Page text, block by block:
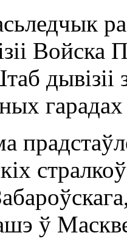
Войска
дывізіі
гарадах
ў